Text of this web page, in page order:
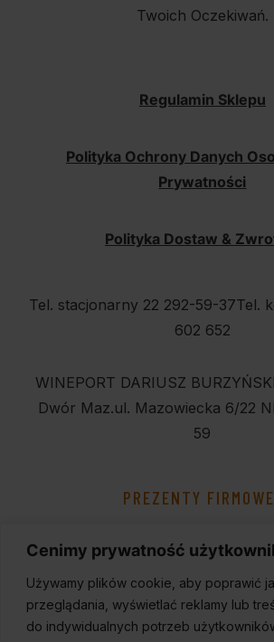
Cenimy prywatność
Używamy plików cookie, aby poprawić
przeglądania, wyświetlać reklamy lub
do indywidualnych potrzeb
Twoich Oczekiwań.
Regulamin Sklepu
Polityka Ochrony Danych
Prywatności
Polityka Dostaw &
Tel. stacjonarny 22 292-59-37Tel.
602 652
WINEPORT DARIUSZ BURZYŃSKI
Dwór Maz.ul. Mazowiecka 6/22
59
PREZENTY